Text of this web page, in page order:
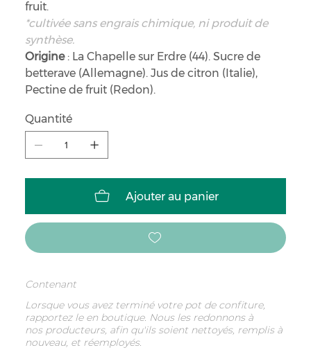
fruit.
*cultivée sans engrais chimique, ni produit de
synthèse.
Origine: La Chapelle sur Erdre (44). Sucre de
betterave (Allemagne). Jus de citron (Italie),
Pectine de fruit (Redon).
Quantité
Ajouter au panier
Contenant
Lorsque vous avez terminé votre pot de confiture,
rapportez le en boutique. Nous les redonnons à
nos producteurs, afin qu'ils soient nettoyés, remplis à
nouveau, et réemployés.